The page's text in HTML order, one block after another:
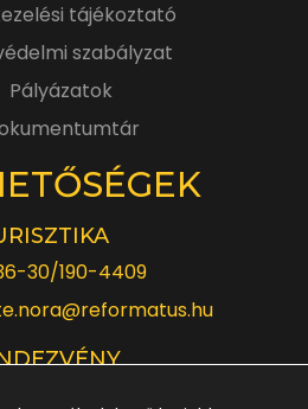
tájékoztató
szabályzat
Pályázatok
30/190-4409